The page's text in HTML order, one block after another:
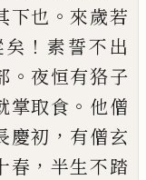
下也 。 來歲若
！素誓不出
。 夜恒有狢子
掌取食 。 他僧
慶初 ， 有僧玄
春 ， 半生不踏